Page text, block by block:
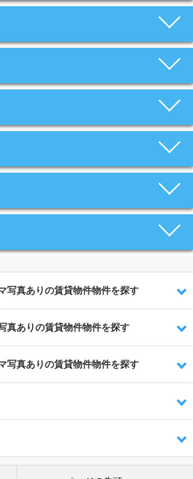
写真ありの賃貸物件物件を探す
真ありの賃貸物件物件を探す
写真ありの賃貸物件物件を探す